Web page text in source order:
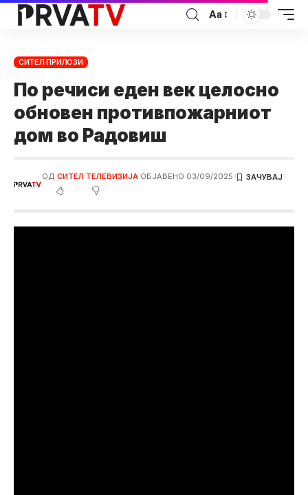
Аа
СИТЕЛ ПРИЛОЗИ
По речиси еден век целосно
обновен противпожарниот
дом во Радовиш
ОД:СИТЕЛ ТЕЛЕВИЗИЈА ОБЈАВЕНО 03/09/2025